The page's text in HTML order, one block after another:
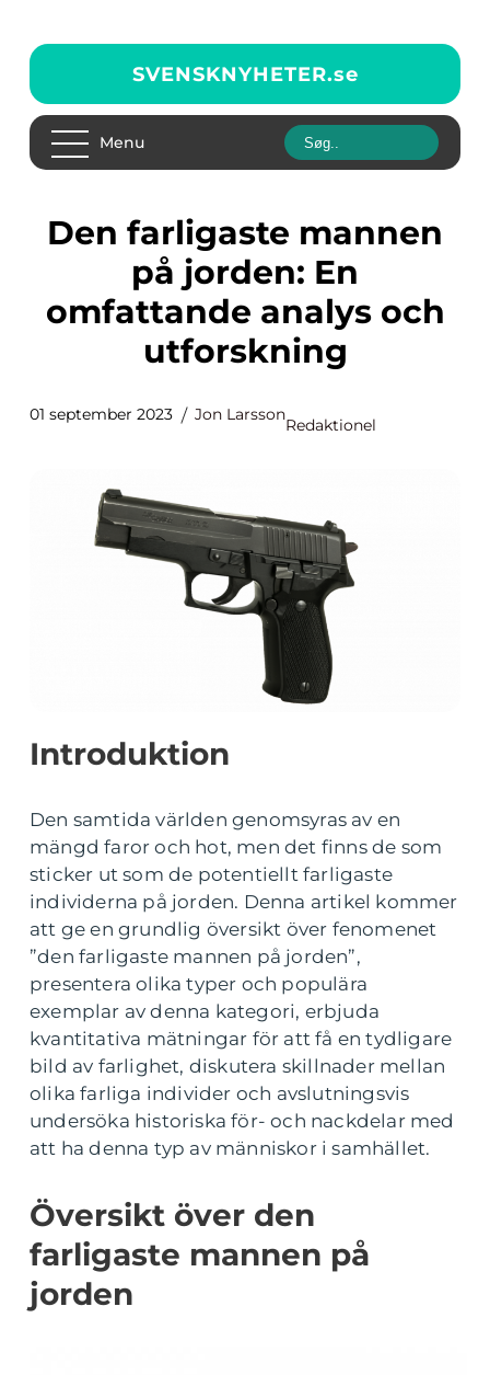
SVENSKNYHETER.se
Menu
Den farligaste mannen
på jorden: En
omfattande analys och
utforskning
01 september 2023 Jon Larsson
Redaktionel
Introduktion
Den samtida världen genomsyras av en
mängd faror och hot, men det finns de som
sticker ut som de potentiellt farligaste
individerna på jorden. Denna artikel kommer
att ge en grundlig översikt över fenomenet
”den farligaste mannen på jorden”,
presentera olika typer och populära
exemplar av denna kategori, erbjuda
kvantitativa mätningar för att få en tydligare
bild av farlighet, diskutera skillnader mellan
olika farliga individer och avslutningsvis
undersöka historiska för- och nackdelar med
att ha denna typ av människor i samhället.
Översikt över den
farligaste mannen på
jorden